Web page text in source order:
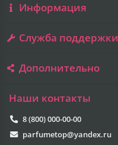
Информация
Служба поддержки
Дополнительно
Наши контакты
8 (800) 000-00-00
parfumetop@yandex.ru